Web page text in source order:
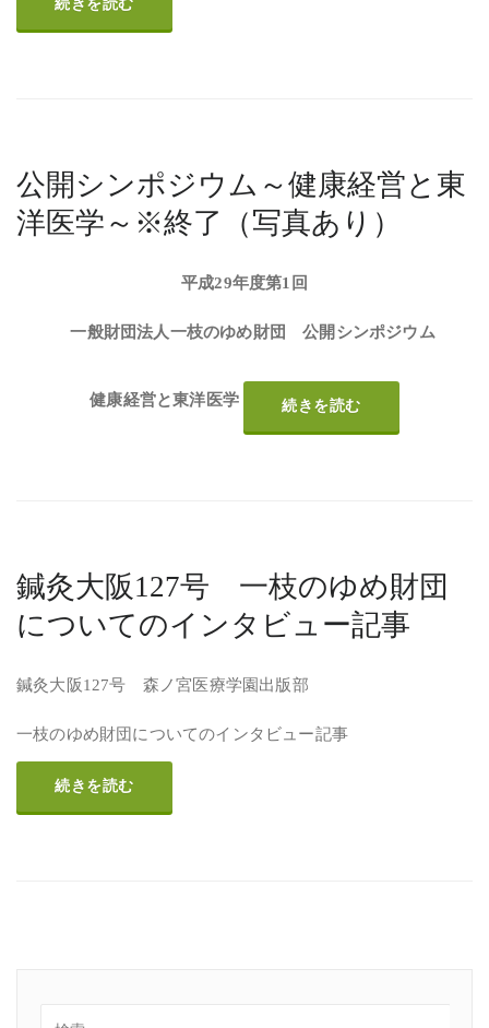
続きを読む
公開シンポジウム～健康経営と東
洋医学～※終了（写真あり）
平成29年度第1 回
一般財団法人一枝のゆめ財団 公開シンポジウム
健康経営と東洋医学 続きを読む
鍼灸大阪127号 一枝のゆめ財団
についてのインタビュー記事
鍼灸大阪127号 森ノ宮医療学園出版部
一枝のゆめ財団についてのインタビュー記事
続きを読む